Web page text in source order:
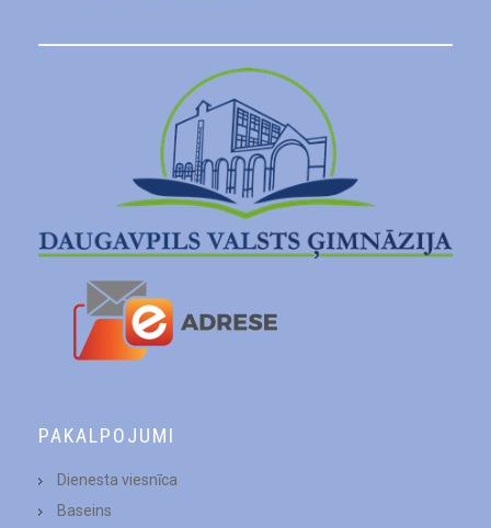
PAKALPOJUMI
Dienesta viesnīca
Baseins